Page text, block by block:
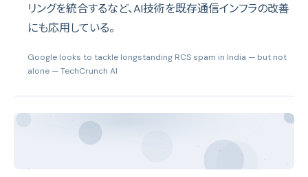
リングを統合するなど、AI技術を既存通信インフラの改善
にも応用している。
Google looks to tackle longstanding RCS spam in India — but not
alone — TechCrunch AI